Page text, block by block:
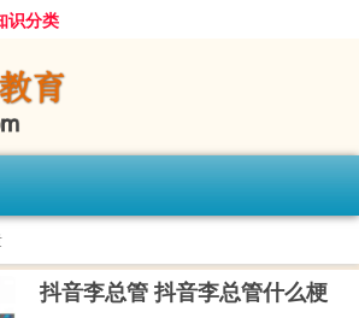
识分类
抖音李总管 抖音李总管什么梗